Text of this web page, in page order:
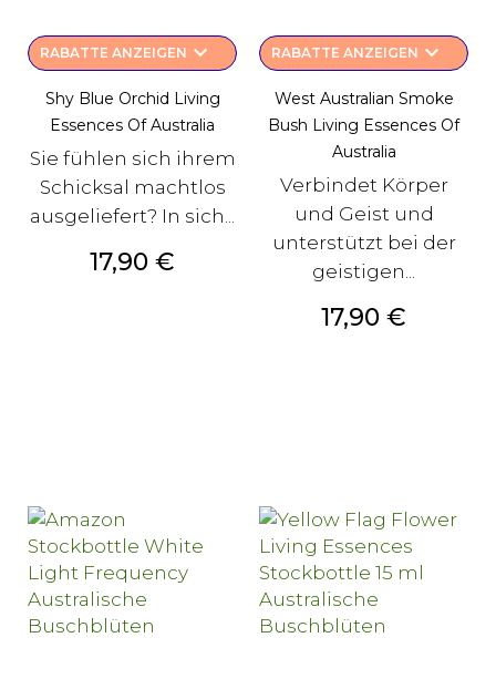
RABATTE ANZEIGEN keyboard_arrow_down
Shy Blue Orchid Living
Essences Of Australia
Sie fühlen sich ihrem
Schicksal machtlos
ausgeliefert? In sich...
Preis
17,90 €
RABATTE ANZEIGEN keyboard_arrow_down
West Australian Smoke
Bush Living Essences Of
Australia
Verbindet Körper
und Geist und
unterstützt bei der
geistigen...
Preis
17,90 €